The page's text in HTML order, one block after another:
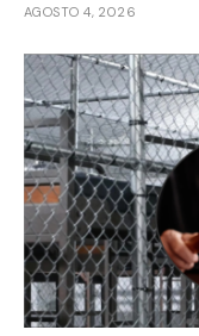
AGOSTO 4, 2026